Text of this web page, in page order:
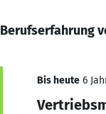
Berufserfahrung
Bis heute 6